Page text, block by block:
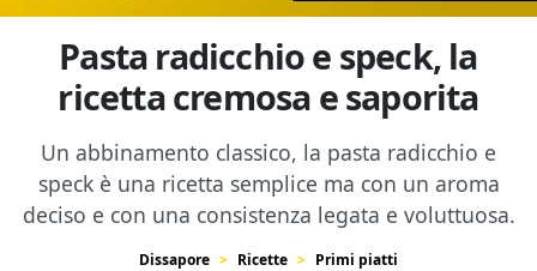
Pasta radicchio e speck, la
ricetta cremosa e saporita
Un abbinamento classico, la pasta radicchio e
speck è una ricetta semplice ma con un aroma
deciso e con una consistenza legata e voluttuosa.
Dissapore Ricette Primi piatti